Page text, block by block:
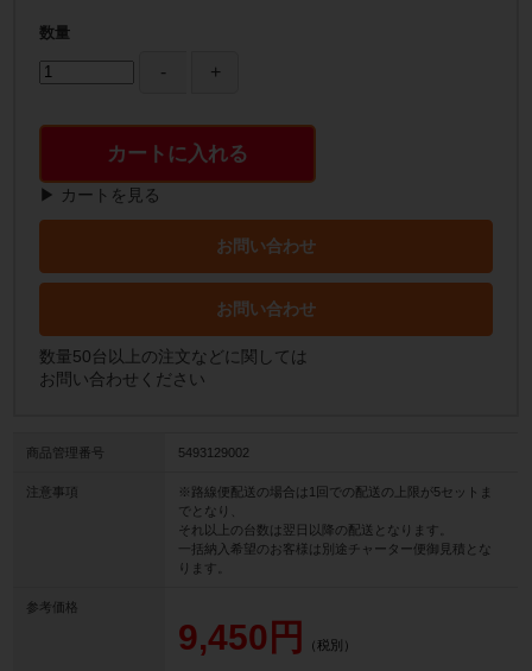
数量
カートに入れる
▶ カートを見る
お問い合わせ
お問い合わせ
数量50台以上の注文などに関しては
お問い合わせください
商品管理番号 5493129002
注意事項
※路線便配送の場合は1回での配送の上限が5セットま
でとなり、
それ以上の台数は翌日以降の配送となります。
一括納入希望のお客様は別途チャーター便御見積とな
ります。
参考価格
9,450円 （税別）